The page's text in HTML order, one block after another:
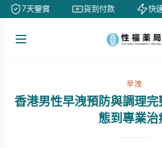
7天鑒賞 貨到付款 快
早洩
香港男性早洩預防與調理
態到專業治